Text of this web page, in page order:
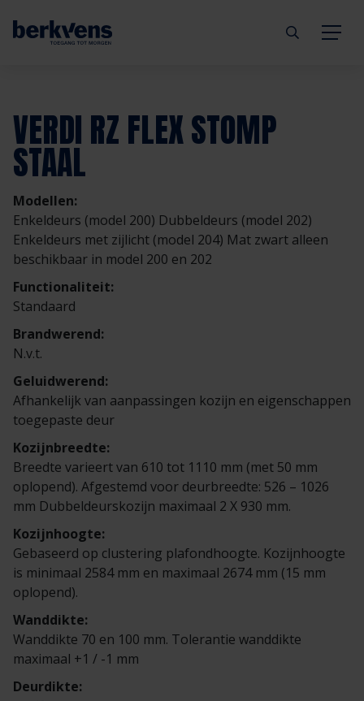
Deuren
Kozijnen
Hang- & sluitwerk
Eengezinswoning
Meergezinswoning
Utiliteitsgebouw
Aannemer
Architect
Projectontwikkelaar
Inbraakwerend
Brandwerend
Geluidwerend
Technische documentatie
Veelgestelde vragen
mijndeur.nl
Webshop
Inspiratie
Blog
Organisatie
Duurzaamheid
VERDI RZ FLEX STOMP
STAAL
Modellen:
Enkeldeurs (model 200) Dubbeldeurs (model 202)
Enkeldeurs met zijlicht (model 204) Mat zwart alleen
beschikbaar in model 200 en 202
Functionaliteit:
Standaard
Brandwerend:
N.v.t.
Geluidwerend:
Afhankelijk van aanpassingen kozijn en eigenschappen
toegepaste deur
Kozijnbreedte:
Breedte varieert van 610 tot 1110 mm (met 50 mm
oplopend). Afgestemd voor deurbreedte: 526 – 1026
mm Dubbeldeurskozijn maximaal 2 X 930 mm.
Kozijnhoogte:
Gebaseerd op clustering plafondhoogte. Kozijnhoogte
is minimaal 2584 mm en maximaal 2674 mm (15 mm
oplopend).
Wanddikte:
Wanddikte 70 en 100 mm. Tolerantie wanddikte
maximaal +1 / -1 mm
Deurdikte: